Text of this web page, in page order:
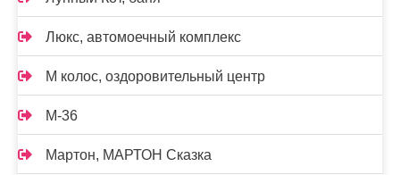
Люкс, автомоечный комплекс
М колос, оздоровительный центр
М-36
Мартон, МАРТОН Сказка